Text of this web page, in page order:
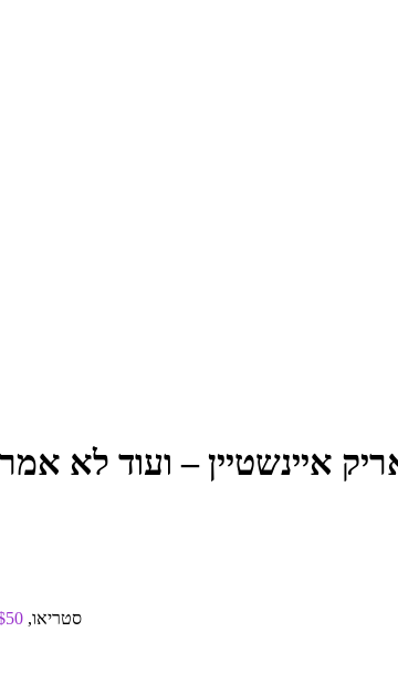
איינשטיין – ועוד לא
מהדורת ויניל שנות 2000, 2 x אריך נגן “12, ישראל, 7/2018, זהב שחור, BG 038, סטריאו,